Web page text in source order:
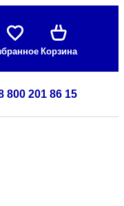
Корзина
800 201 86 15